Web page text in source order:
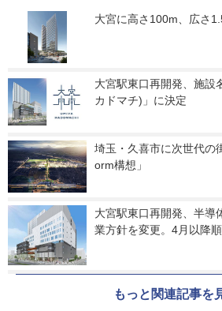
大宮に高さ100m、広さ
大宮駅東口再開発、施設
カドマチ)」に決定
埼玉・久喜市に次世代の
orm構想」
大宮駅東口再開発、半導
業方針を変更。4月以降
もっと関連記事を